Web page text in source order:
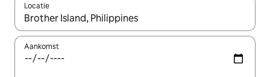
Locatie
Wanneer er suggesties beschikbaar zijn, maak je een keuze
Aankomst